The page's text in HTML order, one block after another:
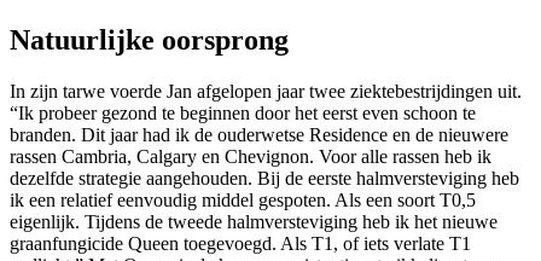
Natuurlijke oorsprong
In zijn tarwe voerde Jan afgelopen jaar twee ziektebestrijdingen uit.
“Ik probeer gezond te beginnen door het eerst even schoon te
branden. Dit jaar had ik de ouderwetse Residence en de nieuwere
rassen Cambria, Calgary en Chevignon. Voor alle rassen heb ik
dezelfde strategie aangehouden. Bij de eerste halmversteviging heb
ik een relatief eenvoudig middel gespoten. Als een soort T0,5
eigenlijk. Tijdens de tweede halmversteviging heb ik het nieuwe
graanfungicide Queen toegevoegd. Als T1, of iets verlate T1